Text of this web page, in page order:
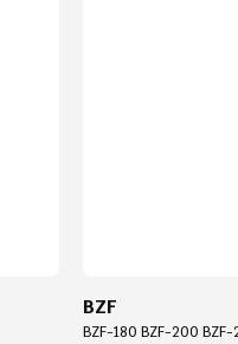
BZF
BZF-180 BZF-200